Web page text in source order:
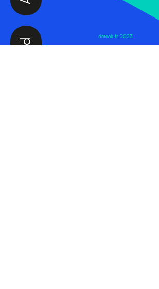
Amérique du Nord datack.fr 2023